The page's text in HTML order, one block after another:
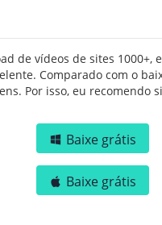
de vídeos de sites 1000+,
Comparado com o
Por isso, eu recomendo
Baixe grátis
Baixe grátis